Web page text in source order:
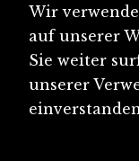
Wir
auf unserer
Sie weiter
unserer